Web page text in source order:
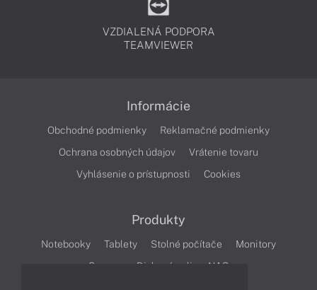
VZDIALENÁ PODPORA
TEAMVIEWER
Informácie
Obchodné podmienky
Reklamačné podmienky
Ochrana osobných údajov
Vrátenie tovaru
Vyhlásenie o prístupnosti
Cookies
Produkty
Notebooky Tablety Stolné počítače
Monitory
Servery
Diskové polia a NAS